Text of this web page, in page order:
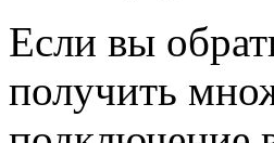
Если вы
получить